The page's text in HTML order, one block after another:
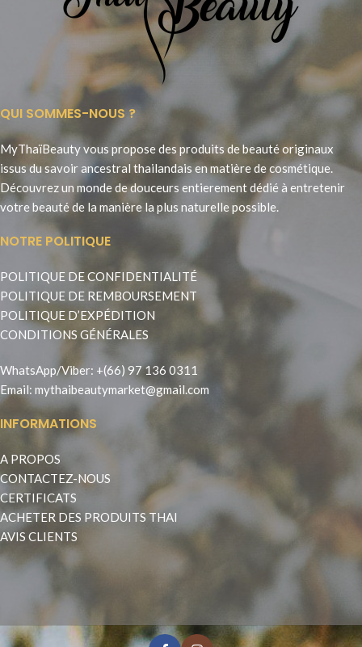
QUI SOMMES-NOUS ?
MyThaïBeauty vous propose des produits de beauté originaux
issus du savoir ancestral thailandais en matière de cosmétique.
Découvrez un monde de douceurs entierement dédié à entretenir
votre beauté de la manière la plus naturelle possible.
NOTRE POLITIQUE
POLITIQUE DE CONFIDENTIALITÉ
POLITIQUE DE REMBOURSEMENT
POLITIQUE D’EXPÉDITION
CONDITIONS GÉNÉRALES
WhatsApp/Viber: +(66) 97 136 0311
Email: mythaibeautymarket@gmail.com
INFORMATIONS
A PROPOS
CONTACTEZ-NOUS
CERTIFICATS
ACHETER DES PRODUITS THAI
AVIS CLIENTS